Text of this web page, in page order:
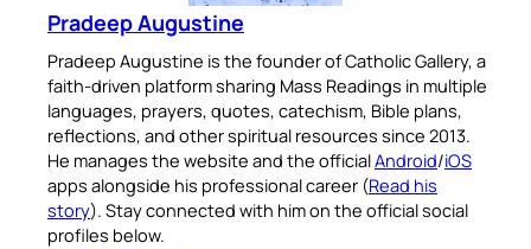
Pradeep Augustine
Pradeep Augustine is the founder of Catholic Gallery, a
faith-driven platform sharing Mass Readings in multiple
languages, prayers, quotes, catechism, Bible plans,
reflections, and other spiritual resources since 2013.
He manages the website and the officialAndroid/iOS
apps alongside his professional career (Read his
story). Stay connected with him on the official social
profiles below.